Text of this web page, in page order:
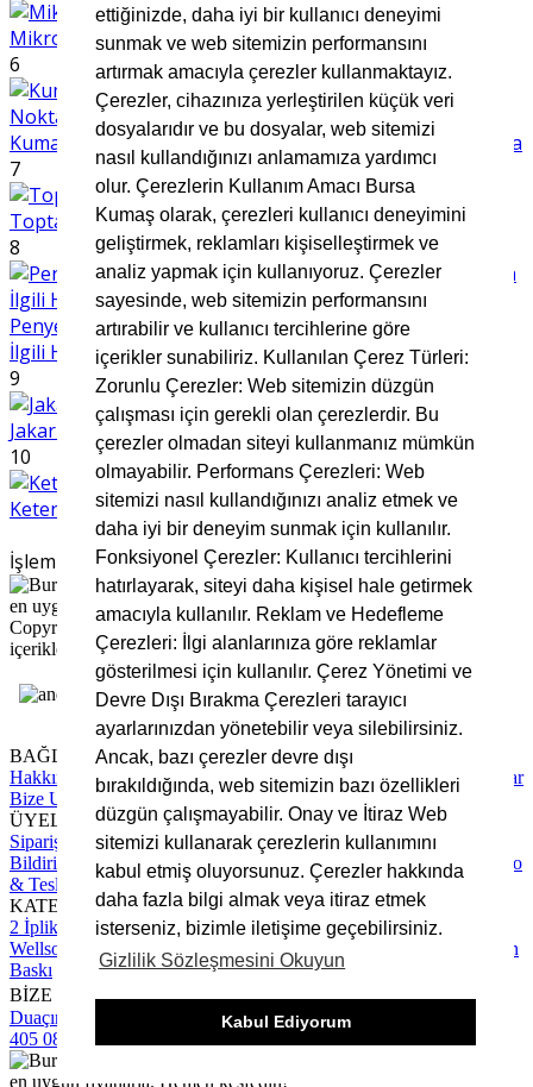
ettiğinizde, daha iyi bir kullanıcı deneyimi
sunmak ve web sitemizin performansını
artırmak amacıyla çerezler kullanmaktayız.
Çerezler, cihazınıza yerleştirilen küçük veri
dosyalarıdır ve bu dosyalar, web sitemizi
nasıl kullandığınızı anlamamıza yardımcı
olur. Çerezlerin Kullanım Amacı Bursa
Kumaş olarak, çerezleri kullanıcı deneyimini
geliştirmek, reklamları kişiselleştirmek ve
analiz yapmak için kullanıyoruz. Çerezler
sayesinde, web sitemizin performansını
artırabilir ve kullanıcı tercihlerine göre
içerikler sunabiliriz. Kullanılan Çerez Türleri:
Zorunlu Çerezler: Web sitemizin düzgün
çalışması için gerekli olan çerezlerdir. Bu
çerezler olmadan siteyi kullanmanız mümkün
olmayabilir. Performans Çerezleri: Web
sitemizi nasıl kullandığınızı analiz etmek ve
daha iyi bir deneyim sunmak için kullanılır.
Fonksiyonel Çerezler: Kullanıcı tercihlerini
hatırlayarak, siteyi daha kişisel hale getirmek
amacıyla kullanılır. Reklam ve Hedefleme
Çerezleri: İlgi alanlarınıza göre reklamlar
gösterilmesi için kullanılır. Çerez Yönetimi ve
Devre Dışı Bırakma Çerezleri tarayıcı
ayarlarınızdan yönetebilir veya silebilirsiniz.
Ancak, bazı çerezler devre dışı
bırakıldığında, web sitemizin bazı özellikleri
düzgün çalışmayabilir. Onay ve İtiraz Web
sitemizi kullanarak çerezlerin kullanımını
kabul etmiş oluyorsunuz. Çerezler hakkında
daha fazla bilgi almak veya itiraz etmek
isterseniz, bizimle iletişime geçebilirsiniz.
Gizlilik Sözleşmesini Okuyun
Kabul Ediyorum
Mikro Kumaş Nedir
6
Kumaş Seçerken Dikkat Edilmesi Gereken 7 Önemli Nokta
7
Toptan Müslin Kumaş
8
Penye Kumaş Nedir? Kullanım Alanları ve Avantajlarıyla
İlgili Her Şey
9
Jakar kumaş nedir
10
Keten Kumaş Nedir?
İşleminiz Sürüyor, Lütfen Bekleyiniz
Copyright © 2025 Bursa Kumaş, Tüm Hakları Saklıdır. Site
içerikleri ve görsellerin izinsiz kullanımı yasaktır.
BAĞLANTILAR
HakkımızdaTüm Hizmetlerimiz Blog YazılarıSıkça Sorulan Sorular
Bize Ulaşın
ÜYELİK
Sipariş TakipHesap NumaralarımızÜyelik SözleşmesiÖdeme
Bildirimi YapınMesafeli Satış SözleşmesiGizlilik Sözleşmesi
Kargo
& Teslimat Süreci
KATEGORİLER
2 İplik Kumaş3 İplik Kumaşİnterlok KumaşKadife Kumaş
Wellsoft KumaşScuba Kumaş Polar Kumaş
Rotasyon
Baskı
BİZE ULAŞIN
Duaçınar Mah 2. Belde Sokak No:4/1 No: 1 Yıldırım/Bursa
405 08 16